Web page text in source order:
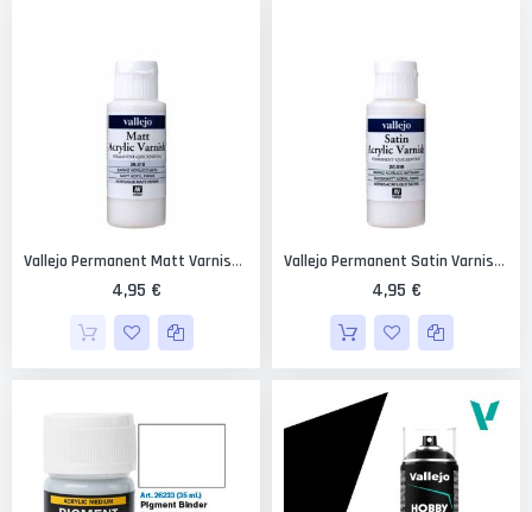
Vallejo Permanent Matt Varnish 60 Ml.
4,95 €
Vallejo Permanent Satin Varnish 60 Ml.
4,95 €